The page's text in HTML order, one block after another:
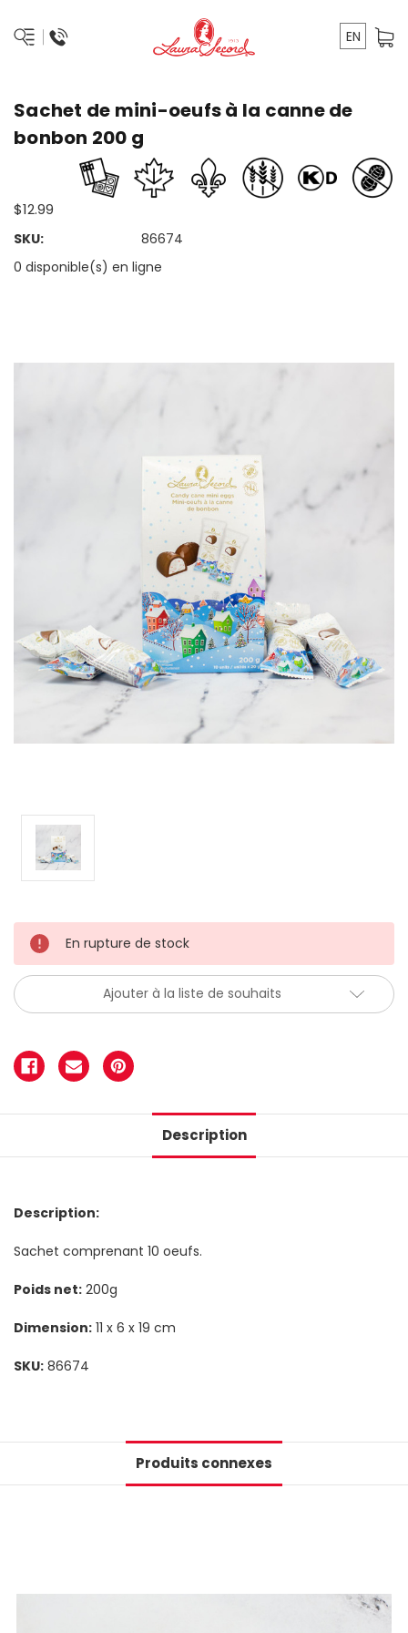
EN
Sachet de mini-oeufs à la canne de
bonbon 200 g
$12.99
SKU:
86674
0 disponible(s) en ligne
En rupture de stock
Ajouter à la liste de souhaits
Description
Description:
Sachet comprenant 10 oeufs.
Poids net: 200g
Dimension: 11 x 6 x 19 cm
SKU: 86674
Produits connexes